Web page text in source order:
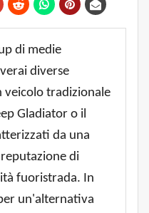
di medie
diverse
veicolo tradizionale
Gladiator o il
da una
di
fuoristrada. In
un'alternativa